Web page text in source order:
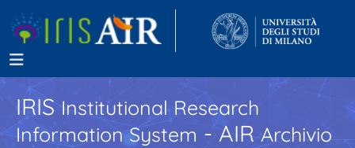
IRISInstitutional Research
Information System - AIR Archivio